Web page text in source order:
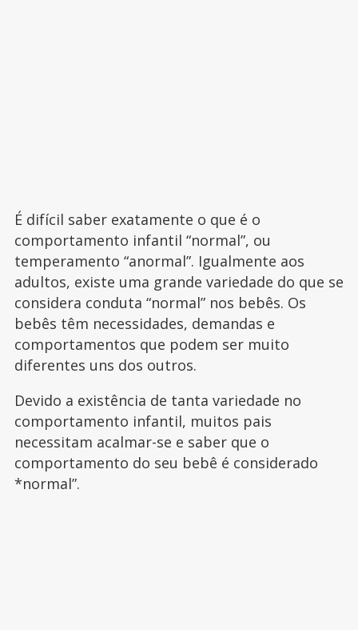
É difícil saber exatamente o que é o
comportamento infantil “normal”, ou
temperamento “anormal”. Igualmente aos
adultos, existe uma grande variedade do que se
considera conduta “normal” nos bebês. Os
bebês têm necessidades, demandas e
comportamentos que podem ser muito
diferentes uns dos outros.
Devido a existência de tanta variedade no
comportamento infantil, muitos pais
necessitam acalmar-se e saber que o
comportamento do seu bebê é considerado
*normal”.